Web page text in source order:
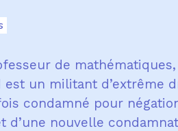
de
est un militant d’extrême
condamné pour
d’une nouvelle